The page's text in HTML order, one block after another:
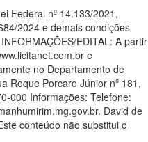
Federal nº 14.133/2021,
2024 e demais condições
EDITAL: A partir
e
no Departamento de
Roque Porcaro Júnior nº 181,
000 Informações: Telefone:
David de
conteúdo não substitui o